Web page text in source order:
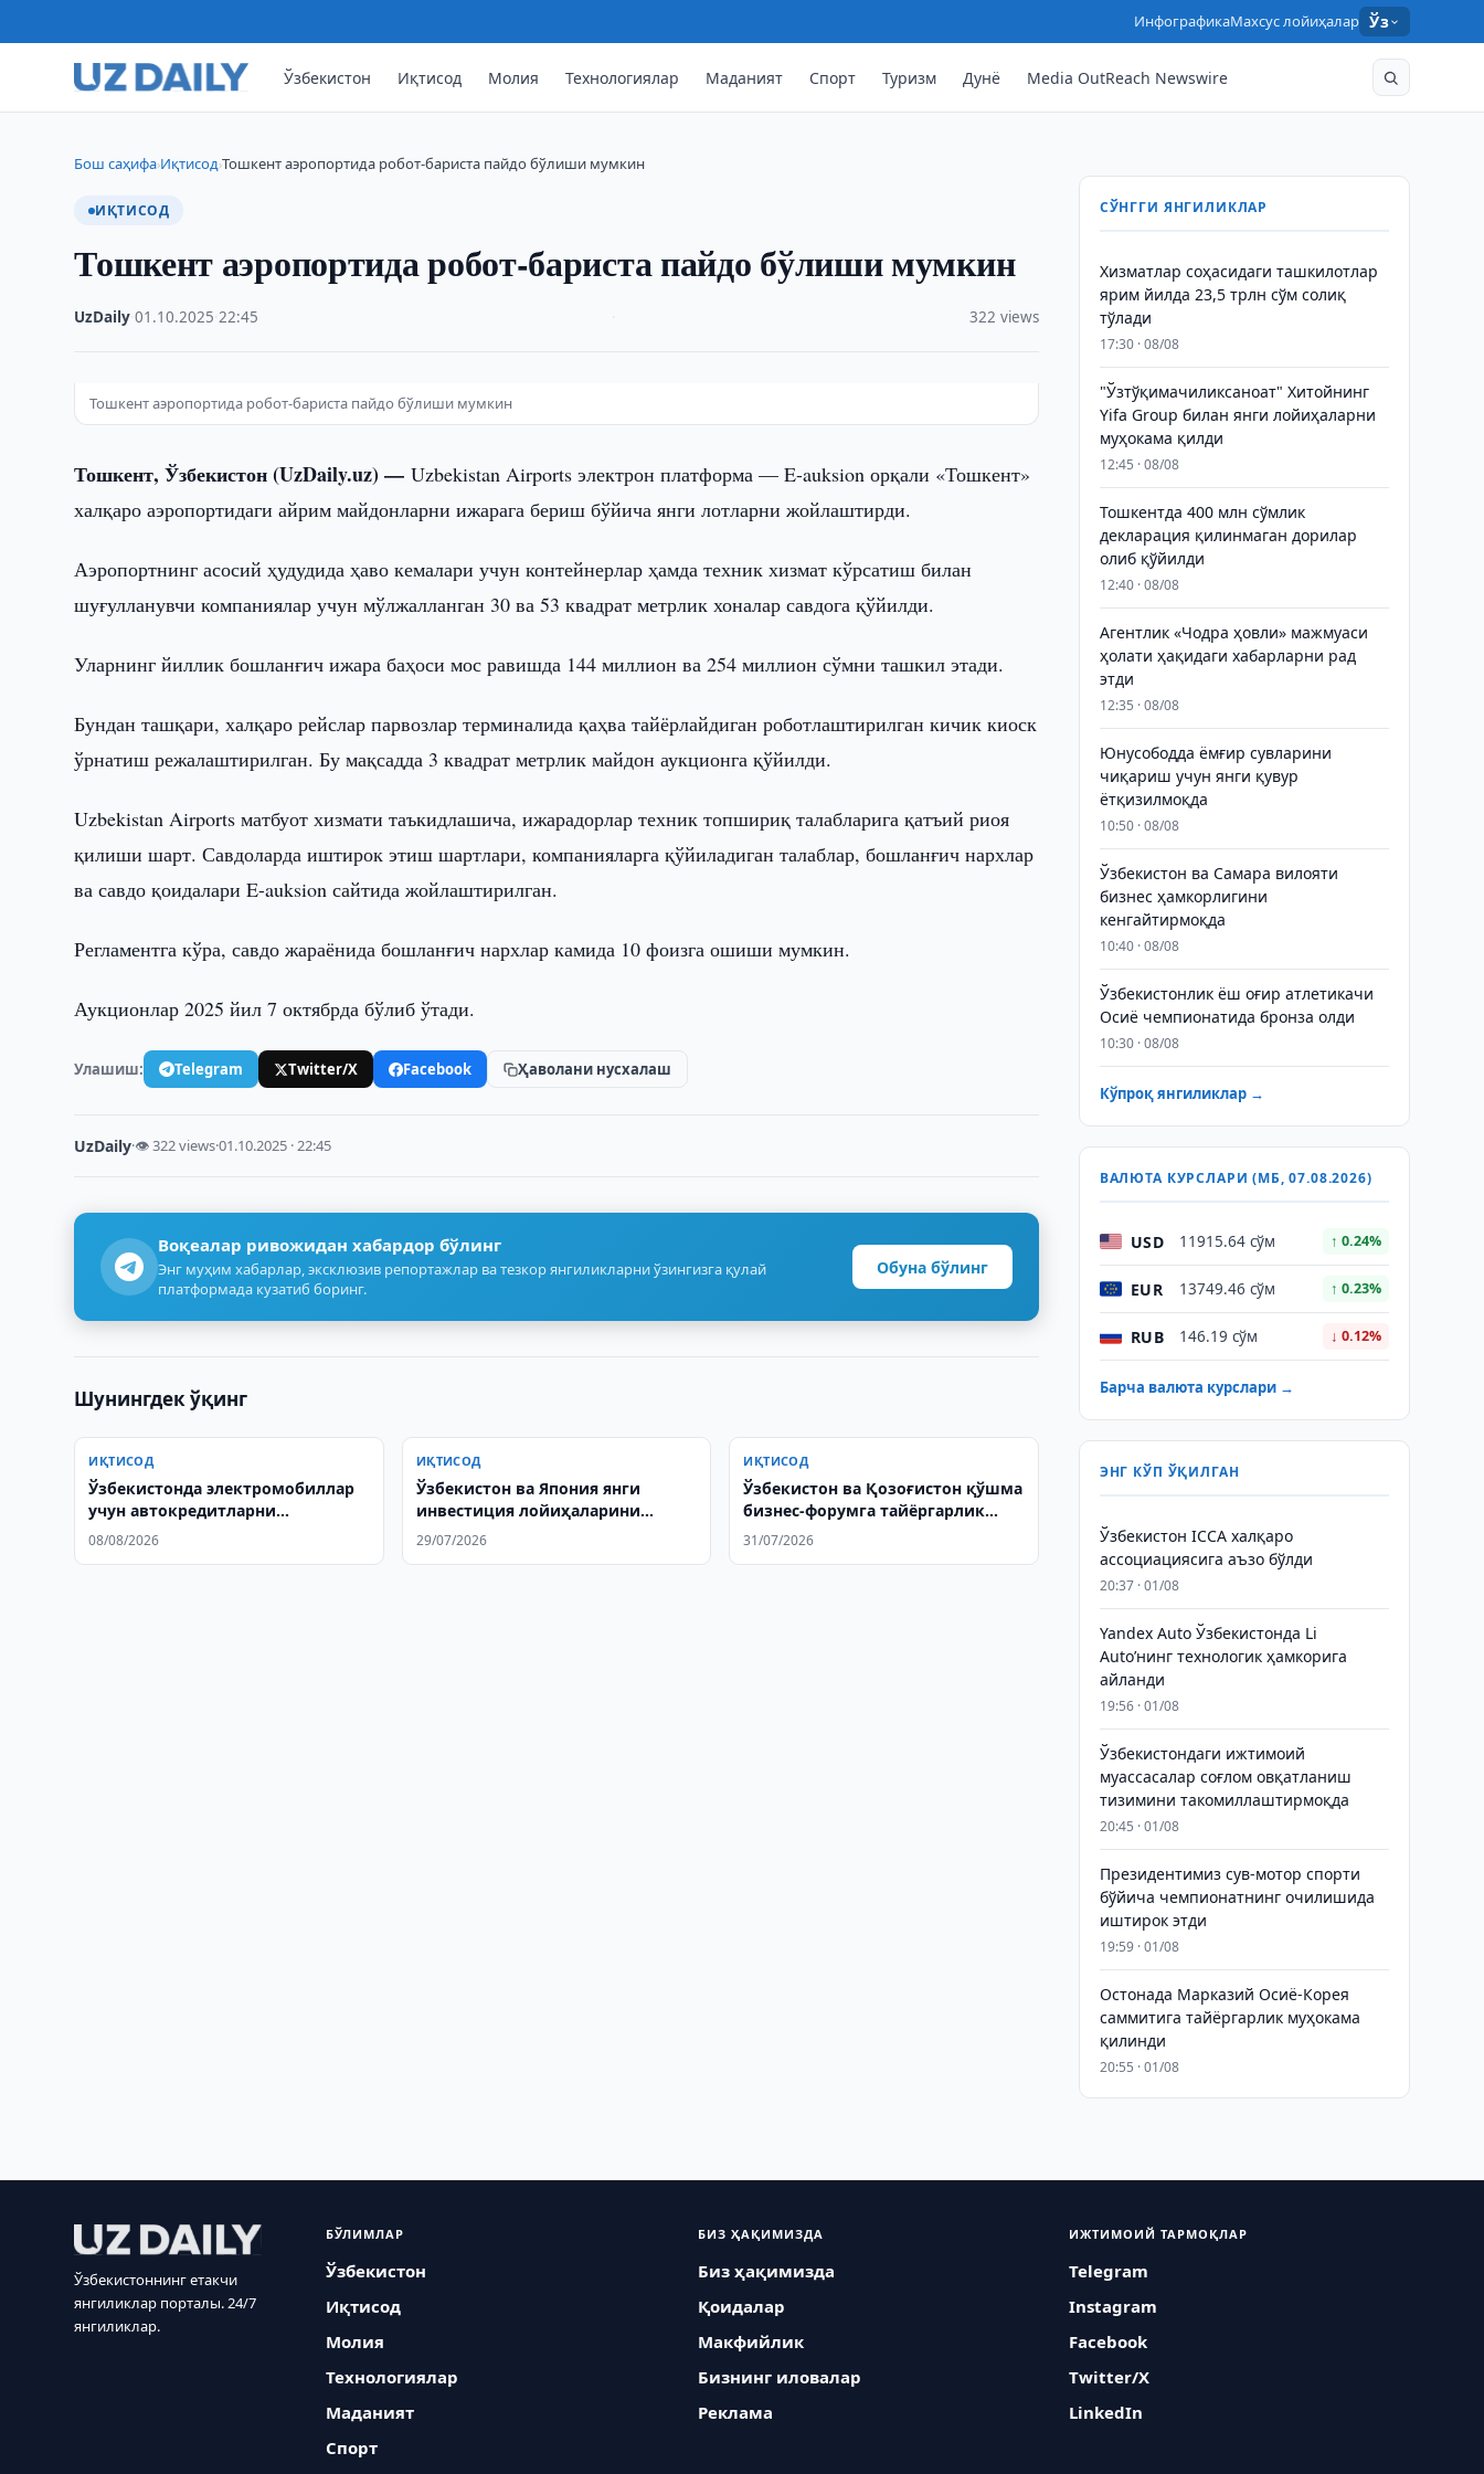
ИнфографикаМахсус лойиҳалар Ўз
Ўзбекистон Иқтисод Молия Технологиялар Маданият Спорт Туризм Дунё Media OutReach Newswire
Бош саҳифа›Иқтисод›Тошкент аэропортида робот-бариста пайдо бўлиши мумкин
ИҚТИСОД
Тошкент аэропортида робот-бариста пайдо бўлиши мумкин
UzDaily ·01.10.2025 ·22:45 322 views
Тошкент аэропортида робот-бариста пайдо бўлиши мумкин
Тошкент, Ўзбекистон (UzDaily.uz) —Uzbekistan Airports электрон платформа — E-auksion орқали «Тошкент»
халқаро аэропортидаги айрим майдонларни ижарага бериш бўйича янги лотларни жойлаштирди.
Аэропортнинг асосий ҳудудида ҳаво кемалари учун контейнерлар ҳамда техник хизмат кўрсатиш билан
шуғулланувчи компаниялар учун мўлжалланган 30 ва 53 квадрат метрлик хоналар савдога қўйилди.
Уларнинг йиллик бошланғич ижара баҳоси мос равишда 144 миллион ва 254 миллион сўмни ташкил этади.
Бундан ташқари, халқаро рейслар парвозлар терминалида қаҳва тайёрлайдиган роботлаштирилган кичик киоск
ўрнатиш режалаштирилган. Бу мақсадда 3 квадрат метрлик майдон аукционга қўйилди.
Uzbekistan Airports матбуот хизмати таъкидлашича, ижарадорлар техник топшириқ талабларига қатъий риоя
қилиши шарт. Савдоларда иштирок этиш шартлари, компанияларга қўйиладиган талаблар, бошланғич нархлар
ва савдо қоидалари E-auksion сайтида жойлаштирилган.
Регламентга кўра, савдо жараёнида бошланғич нархлар камида 10 фоизга ошиши мумкин.
Аукционлар 2025 йил 7 октябрда бўлиб ўтади.
Улашиш: Telegram Twitter/X Facebook Ҳаволани нусхалаш
UzDaily·👁 322 views·01.10.2025 · 22:45
Воқеалар ривожидан хабардор бўлинг
Энг муҳим хабарлар, эксклюзив репортажлар ва тезкор янгиликларни ўзингизга қулай
платформада кузатиб боринг.
Обуна бўлинг
Шунингдек ўқинг
ИҚТИСОД
Ўзбекистонда электромобиллар
учун автокредитларни
субсидиялаш таклиф этилди
08/08/2026
ИҚТИСОД
Ўзбекистон ва Япония янги
инвестиция лойиҳаларини
муҳокама қилишди
29/07/2026
ИҚТИСОД
Ўзбекистон ва Қозоғистон қўшма
бизнес-форумга тайёргарлик
кўрмоқда
31/07/2026
СЎНГГИ ЯНГИЛИКЛАР
Хизматлар соҳасидаги ташкилотлар
ярим йилда 23,5 трлн сўм солиқ
тўлади
17:30 · 08/08
"Ўзтўқимачиликсаноат" Хитойнинг
Yifa Group билан янги лойиҳаларни
муҳокама қилди
12:45 · 08/08
Тошкентда 400 млн сўмлик
декларация қилинмаган дорилар
олиб қўйилди
12:40 · 08/08
Агентлик «Чодра ҳовли» мажмуаси
ҳолати ҳақидаги хабарларни рад
этди
12:35 · 08/08
Юнусободда ёмғир сувларини
чиқариш учун янги қувур
ётқизилмоқда
10:50 · 08/08
Ўзбекистон ва Самара вилояти
бизнес ҳамкорлигини
кенгайтирмоқда
10:40 · 08/08
Ўзбекистонлик ёш оғир атлетикачи
Осиё чемпионатида бронза олди
10:30 · 08/08
Кўпроқ янгиликлар →
ВАЛЮТА КУРСЛАРИ (МБ, 07.08.2026)
USD 11915.64 сўм ↑ 0.24%
EUR 13749.46 сўм ↑ 0.23%
RUB 146.19 сўм ↓ 0.12%
Барча валюта курслари →
ЭНГ КЎП ЎҚИЛГАН
Ўзбекистон ICCA халқаро
ассоциациясига аъзо бўлди
20:37 · 01/08
Yandex Auto Ўзбекистонда Li
Auto’нинг технологик ҳамкорига
айланди
19:56 · 01/08
Ўзбекистондаги ижтимоий
муассасалар соғлом овқатланиш
тизимини такомиллаштирмоқда
20:45 · 01/08
Президентимиз сув-мотор спорти
бўйича чемпионатнинг очилишида
иштирок этди
19:59 · 01/08
Остонада Марказий Осиё-Корея
саммитига тайёргарлик муҳокама
қилинди
20:55 · 01/08
Ўзбекистоннинг етакчи
янгиликлар порталы. 24/7
янгиликлар.
БЎЛИМЛАР
Ўзбекистон
Иқтисод
Молия
Технологиялар
Маданият
Спорт
БИЗ ҲАҚИМИЗДА
Биз ҳақимизда
Қоидалар
Макфийлик
Бизнинг иловалар
Реклама
ИЖТИМОИЙ ТАРМОҚЛАР
Telegram
Instagram
Facebook
Twitter/X
LinkedIn